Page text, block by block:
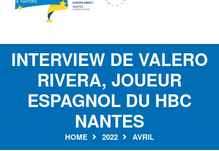
INTERVIEW DE VALERO
RIVERA, JOUEUR
ESPAGNOL DU HBC
NANTES
HOME 2022 AVRIL